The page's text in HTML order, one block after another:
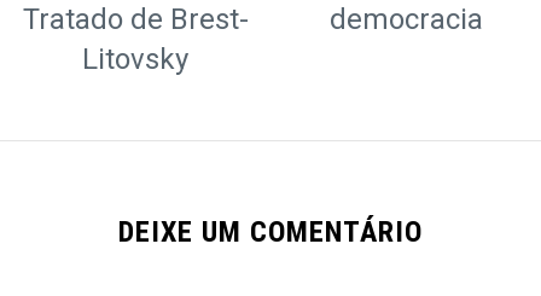
Tratado de Brest-
Litovsky
democracia
DEIXE UM COMENTÁRIO